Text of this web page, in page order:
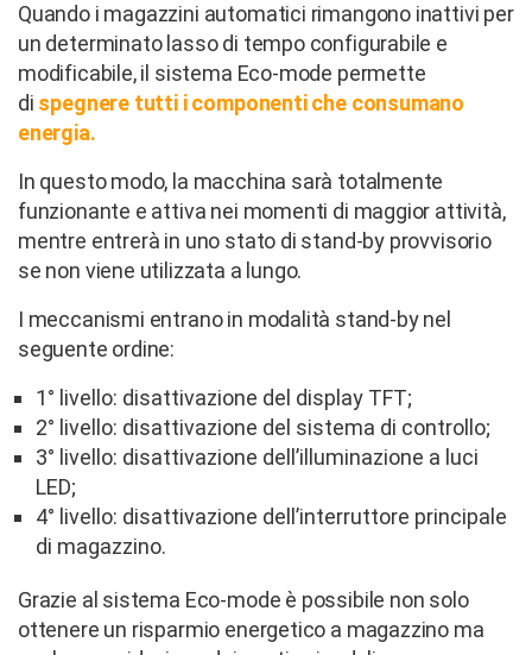
Quando i magazzini automatici rimangono inattivi per
un determinato lasso di tempo configurabile e
modificabile, il sistema Eco-mode permette
di spegnere tutti i componenti che consumano
energia.
In questo modo, la macchina sarà totalmente
funzionante e attiva nei momenti di maggior attività,
mentre entrerà in uno stato di stand-by provvisorio
se non viene utilizzata a lungo.
I meccanismi entrano in modalità stand-by nel
seguente ordine:
1° livello: disattivazione del display TFT;
2° livello: disattivazione del sistema di controllo;
3° livello: disattivazione dell’illuminazione a luci
LED;
4° livello: disattivazione dell’interruttore principale
di magazzino.
Grazie al sistema Eco-mode è possibile non solo
ottenere un risparmio energetico a magazzino ma